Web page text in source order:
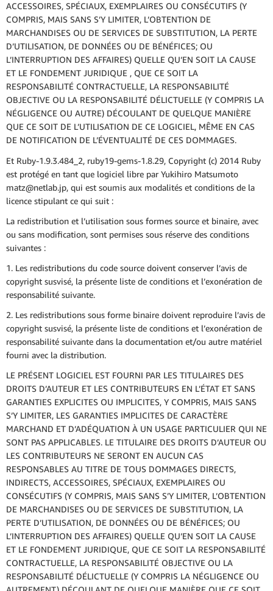
ACCESSOIRES, SPÉCIAUX, EXEMPLAIRES OU CONSÉCUTIFS (Y
COMPRIS, MAIS SANS S’Y LIMITER, L’OBTENTION DE
MARCHANDISES OU DE SERVICES DE SUBSTITUTION, LA PERTE
D’UTILISATION, DE DONNÉES OU DE BÉNÉFICES; OU
L’INTERRUPTION DES AFFAIRES) QUELLE QU’EN SOIT LA CAUSE
ET LE FONDEMENT JURIDIQUE , QUE CE SOIT LA
RESPONSABILITÉ CONTRACTUELLE, LA RESPONSABILITÉ
OBJECTIVE OU LA RESPONSABILITÉ DÉLICTUELLE (Y COMPRIS LA
NÉGLIGENCE OU AUTRE) DÉCOULANT DE QUELQUE MANIÈRE
QUE CE SOIT DE L’UTILISATION DE CE LOGICIEL, MÊME EN CAS
DE NOTIFICATION DE L’ÉVENTUALITÉ DE CES DOMMAGES.
Et Ruby-1.9.3.484_2, ruby19-gems-1.8.29, Copyright (c) 2014 Ruby
est protégé en tant que logiciel libre par Yukihiro Matsumoto
matz@netlab.jp, qui est soumis aux modalités et conditions de la
licence stipulant ce qui suit :
La redistribution et l’utilisation sous formes source et binaire, avec
ou sans modification, sont permises sous réserve des conditions
suivantes :
1. Les redistributions du code source doivent conserver l’avis de
copyright susvisé, la présente liste de conditions et l’exonération de
responsabilité suivante.
2. Les redistributions sous forme binaire doivent reproduire l’avis de
copyright susvisé, la présente liste de conditions et l’exonération de
responsabilité suivante dans la documentation et/ou autre matériel
fourni avec la distribution.
LE PRÉSENT LOGICIEL EST FOURNI PAR LES TITULAIRES DES
DROITS D’AUTEUR ET LES CONTRIBUTEURS EN L’ÉTAT ET SANS
GARANTIES EXPLICITES OU IMPLICITES, Y COMPRIS, MAIS SANS
S’Y LIMITER, LES GARANTIES IMPLICITES DE CARACTÈRE
MARCHAND ET D’ADÉQUATION À UN USAGE PARTICULIER QUI NE
SONT PAS APPLICABLES. LE TITULAIRE DES DROITS D’AUTEUR OU
LES CONTRIBUTEURS NE SERONT EN AUCUN CAS
RESPONSABLES AU TITRE DE TOUS DOMMAGES DIRECTS,
INDIRECTS, ACCESSOIRES, SPÉCIAUX, EXEMPLAIRES OU
CONSÉCUTIFS (Y COMPRIS, MAIS SANS S’Y LIMITER, L’OBTENTION
DE MARCHANDISES OU DE SERVICES DE SUBSTITUTION, LA
PERTE D’UTILISATION, DE DONNÉES OU DE BÉNÉFICES; OU
L’INTERRUPTION DES AFFAIRES) QUELLE QU’EN SOIT LA CAUSE
ET LE FONDEMENT JURIDIQUE, QUE CE SOIT LA RESPONSABILITÉ
CONTRACTUELLE, LA RESPONSABILITÉ OBJECTIVE OU LA
RESPONSABILITÉ DÉLICTUELLE (Y COMPRIS LA NÉGLIGENCE OU